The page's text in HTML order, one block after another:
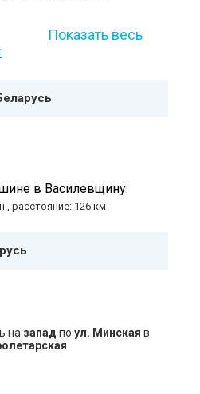
Показать весь
в Василевщину:
расстояние: 126 км
на запад по ул. Минская в